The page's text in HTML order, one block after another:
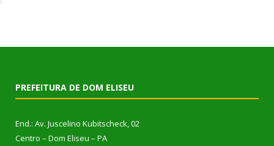
PREFEITURA DE DOM ELISEU
End.: Av. Juscelino Kubitscheck, 02
Centro – Dom Eliseu – PA